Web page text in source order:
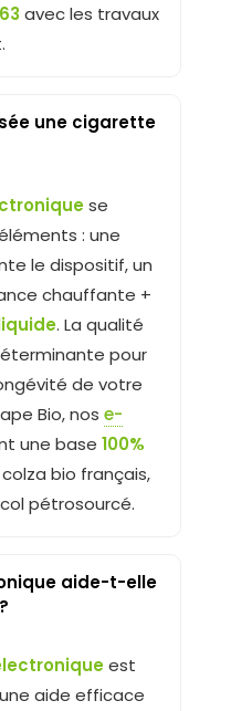
avec les travaux
une cigarette
se
: une
le dispositif, un
chauffante +
. La qualité
pour
de votre
Bio, nos e-
une base 100%
bio français,
pétrosourcé.
aide-t-elle
est
aide efficace